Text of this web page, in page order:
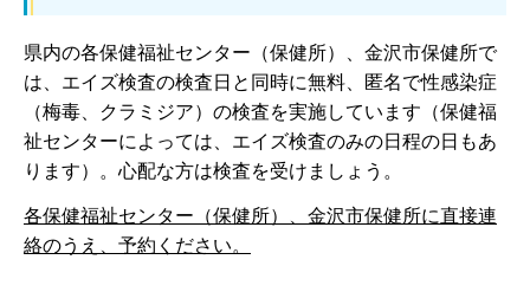
県内の各保健福祉センター（保健所）、金沢市保健所で
は、エイズ検査の検査日と同時に無料、匿名で性感染症
（梅毒、クラミジア）の検査を実施しています（保健福
祉センターによっては、エイズ検査のみの日程の日もあ
ります）。心配な方は検査を受けましょう。
各保健福祉センター（保健所）、金沢市保健所に直接連
絡のうえ、予約ください。